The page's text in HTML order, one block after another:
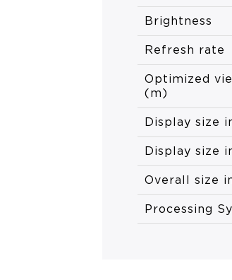
Brightness
Refresh rate
Optimized
(m)
Display size
Display size
Overall size
Processing